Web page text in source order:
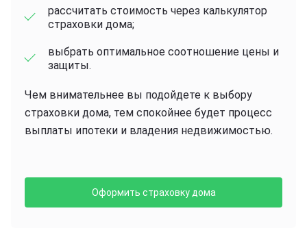
рассчитать стоимость через калькулятор
страховки дома;
выбрать оптимальное соотношение цены и
защиты.
Чем внимательнее вы подойдете к выбору
страховки дома, тем спокойнее будет процесс
выплаты ипотеки и владения недвижимостью.
Оформить страховку дома